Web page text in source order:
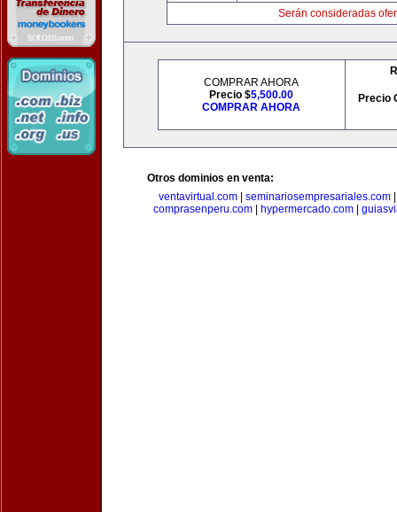
Serán consideradas
COMPRAR AHORA
Precio $5,500.00
COMPRAR AHORA
Precio
Otros dominios en venta:
ventavirtual.com
seminariosempresariales.com
comprasenperu.com
hypermercado.com